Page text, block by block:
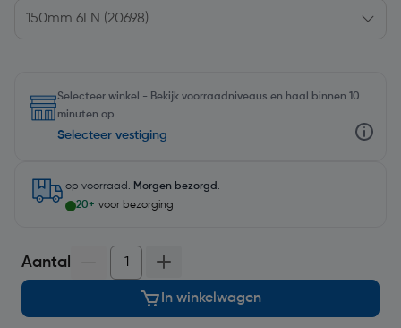
Selecteer winkel - Bekijk voorraadniveaus en haal binnen 10
minuten op
Selecteer vestiging
op voorraad. Morgen bezorgd .
20+ voor bezorging
Aantal
In winkelwagen